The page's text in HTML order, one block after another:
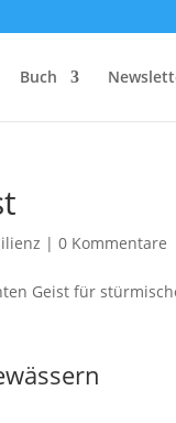
Buch
|0 Kommentare